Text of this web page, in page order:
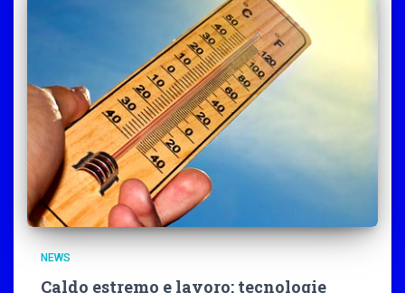
NEWS
Caldo estremo e lavoro: tecnologie